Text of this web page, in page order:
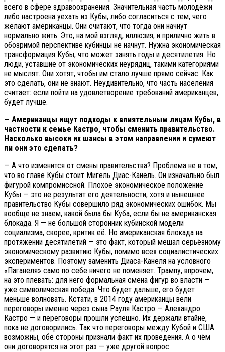
всего в сфере здравоохранения. Значительная часть молодёжи
либо настроена уехать из Кубы, либо согласиться с тем, чего
желают американцы. Они считают, что тогда они начнут
нормально жить. Это, на мой взгляд, иллюзия, и прилично жить в
обозримой перспективе кубинцы не начнут. Нужна экономическая
трансформация Кубы, что может занять годы и десятилетия. Но
люди, уставшие от экономических неурядиц, такими категориями
не мыслят. Они хотят, чтобы им стало лучше прямо сейчас. Как
это сделать, они не знают. Неудивительно, что часть населения
считает: если пойти на удовлетворение требований американцев,
будет лучше.
— Американцы ищут подходы к влиятельным лицам Кубы, в
частности к семье Кастро, чтобы сменить правительство.
Насколько высоки их шансы в этом направлении и сумеют
ли они это сделать?
— А что изменится от смены правительства? Проблема не в том,
что во главе Кубы стоит Мигель Диас-Канель. Он изначально был
фигурой компромиссной. Плохое экономическое положение
Кубы — это не результат его деятельности, хотя и нынешнее
правительство Кубы совершило ряд экономических ошибок. Мы
вообще не знаем, какой была бы Куба, если бы не американская
блокада. Я — не большой сторонник кубинской модели
социализма, скорее, критик её. Но американская блокада на
протяжении десятилетий — это факт, который мешал серьёзному
экономическому развитию Кубы, помимо всех социалистических
экспериментов. Поэтому заменить Диаса-Канеля на условного
«Паганеля» само по себе ничего не поменяет. Трампу, впрочем,
на это плевать: для него формальная смена фигур во власти —
уже символическая победа. Что будет дальше, его будет
меньше волновать. Кстати, в 2014 году американцы вели
переговоры именно через сына Рауля Кастро — Алехандро
Кастро — и переговоры прошли успешно. Их держали втайне,
пока не договорились. Так что переговоры между Кубой и США
возможны, обе стороны признали факт их проведения. А о чём
они договорятся на этот раз — уже другой вопрос.